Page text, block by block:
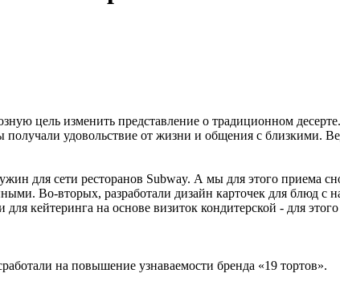
цель изменить представление о традиционном
удовольствие от жизни и общения с близкими.
для сети ресторанов Subway. А мы для этого приема
Во-вторых, разработали дизайн карточек для блюд с
кейтеринга на основе визиток кондитерской - для
на повышение узнаваемости бренда «19 тортов».